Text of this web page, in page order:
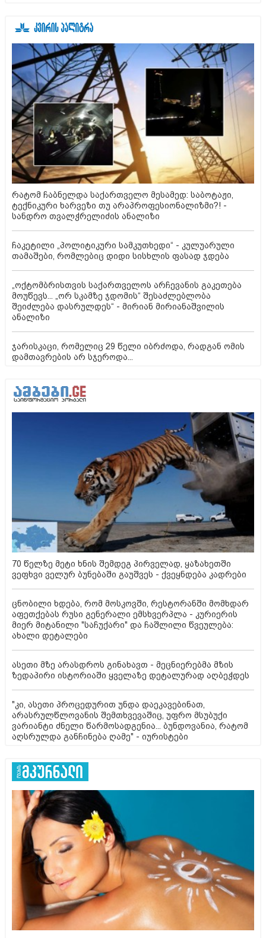
რატომ ჩაბნელდა საქართველო მესამედ: საბოტაჟი,
ტექნიკური ხარვეზი თუ არაპროფესიონალიზმი?! -
სანდრო თვალჭრელიძის ანალიზი
ჩაკეტილი „პოლიტიკური სამკუთხედი“ - კულუარული
თამაშები, რომლებიც დიდი სისხლის ფასად ჯდება
„ოქტომბრისთვის საქართველოს არჩევანის გაკეთება
მოუწევს... „ორ სკამზე ჯდომის“ შესაძლებლობა
შეიძლება დასრულდეს“ - მირიან მირიანაშვილის
ანალიზი
ჯარისკაცი, რომელიც 29 წელი იბრძოდა, რადგან ომის
დამთავრების არ სჯეროდა...
70 წელზე მეტი ხნის შემდეგ პირველად, ყაზახეთში
ვეფხვი ველურ ბუნებაში გაუშვეს - ქვეყნდება კადრები
ცნობილი ხდება, რომ მოსკოვში, რესტორანში მომხდარ
აფეთქებას რუსი გენერალი ემსხვერპლა - კურიერის
მიერ მიტანილი "საჩუქარი" და ჩაშლილი წვეულება:
ახალი დეტალები
ასეთი მზე არასდროს გინახავთ - მეცნიერებმა მზის
ზედაპირი ისტორიაში ყველაზე დეტალურად აღბეჭდეს
"კი, ასეთი პროცედურით უნდა დაეკავებინათ,
არასრულწლოვანის შემთხვევაშიც, უფრო მსუბუქი
ვარიანტი ძნელი წარმოსადგენია... ბუნდოვანია, რატომ
აღსრულდა განჩინება ღამე" - იურისტები